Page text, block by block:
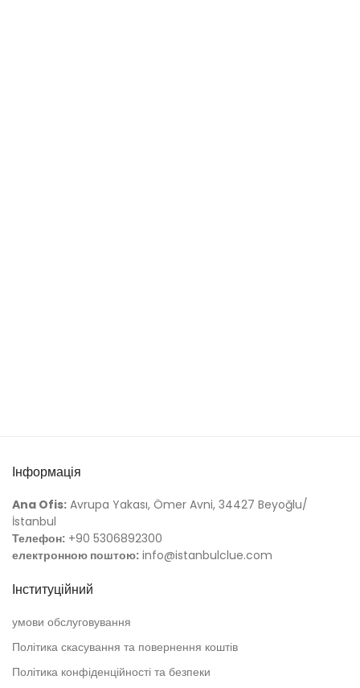
Інформація
Ana Ofis: Avrupa Yakası, Ömer Avni, 34427 Beyoğlu/
İstanbul
Телефон: +90 5306892300
електронною поштою: info@istanbulclue.com
Інституційний
умови обслуговування
Політика скасування та повернення коштів
Політика конфіденційності та безпеки